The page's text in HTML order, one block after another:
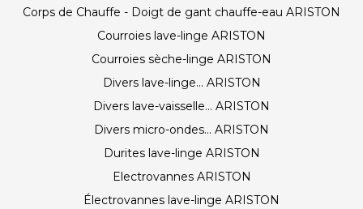
Corps de Chauffe - Doigt de gant chauffe-eau ARISTON
Courroies lave-linge ARISTON
Courroies sèche-linge ARISTON
Divers lave-linge... ARISTON
Divers lave-vaisselle... ARISTON
Divers micro-ondes... ARISTON
Durites lave-linge ARISTON
Electrovannes ARISTON
Électrovannes lave-linge ARISTON